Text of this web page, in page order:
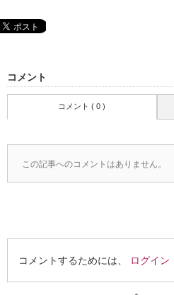
コメント
コメント ( 0 )
この記事へのコメントはありません。
コメントするためには、 ログイン